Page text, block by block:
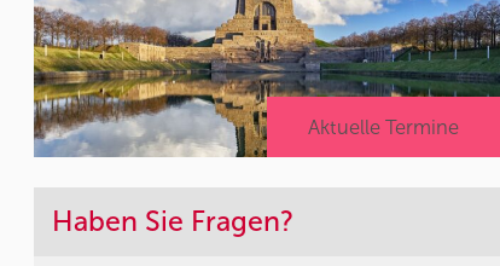
Haben Sie Fragen?
Aktuelle Termine